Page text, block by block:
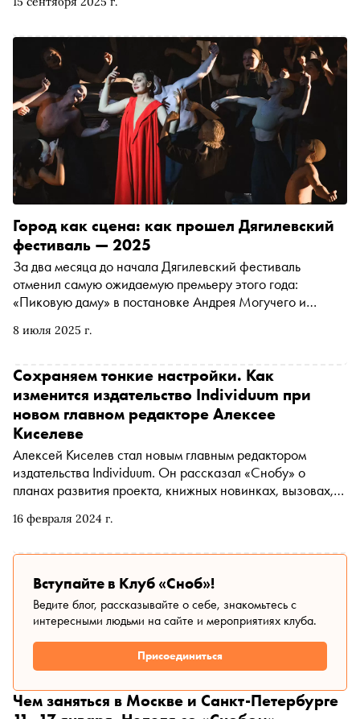
8 июля 2025 г.
Город как сцена: как прошел Дягилевский
фестиваль — 2025
За два месяца до начала Дягилевский фестиваль
отменил самую ожидаемую премьеру этого года:
«Пиковую даму» в постановке Андрея Могучего и
нее на фестивале было много премьер и концертов, не
Фестивального клуба и параллельной программы
«Горизонты Д». Специально для «Сноба» музыкальный
журналист Мария Невидимова рассказывает о самых
ярких событиях Дягилевского-2025
16 февраля 2024 г.
Сохраняем тонкие настройки. Как
изменится издательство Individuum при
новом главном редакторе Алексее
Киселеве
Алексей Киселев стал новым главным редактором
издательства Individuum. Он рассказал «Снобу» о
планах развития проекта, книжных новинках, вызовах,
интеллект
Вступайте в Клуб «Сноб»!
Ведите блог, рассказывайте о себе, знакомьтесь с
интересными людьми на сайте и мероприятиях клуба.
Присоединиться
Чем заняться в Москве и Санкт-Петербурге